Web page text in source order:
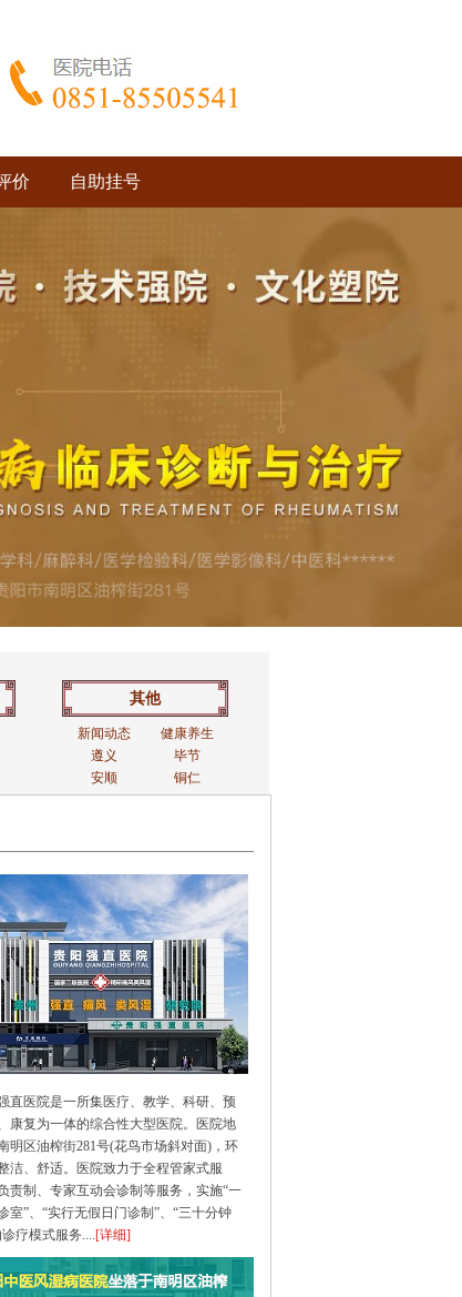
价 自助挂号
其他
新闻动态
健康养生
遵义
毕节
安顺
铜仁
直医院是一所集医疗、教学、科研、预
康复为一体的综合性大型医院。医院地
明区油榨街281号(花鸟市场斜对面)，环
洁、舒适。医院致力于全程管家式服
责制、专家互动会诊制等服务，实施“一
室”、“实行无假日门诊制”、“三十分钟
疗模式服务....[详细]